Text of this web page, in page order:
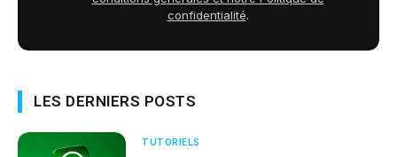
confidentialité.
LES DERNIERS POSTS
TUTORIELS